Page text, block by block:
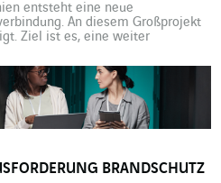
entsteht eine neue
An diesem Großprojekt
Ziel ist es, eine weiter
Europa zu gewährleisten. Die
Golf von Biskaya soll 2028 in
zwei etwa fünf […]
BRANDSCHUTZ